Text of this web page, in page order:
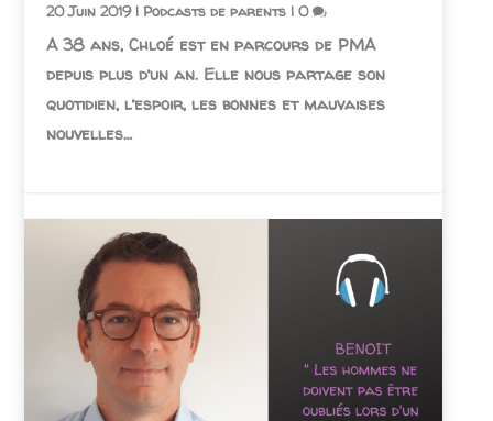
20 Juin 2019| Podcasts de parents |0
A 38 ans, Chloé est en parcours de PMA
depuis plus d’un an. Elle nous partage son
quotidien, l’espoir, les bonnes et mauvaises
nouvelles…